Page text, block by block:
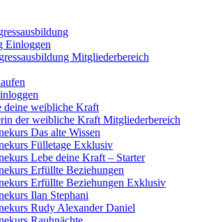
Einloggen
Mitgliederbereich
deine weibliche Kraft
der weibliche Kraft Mitgliederbereich
Das alte Wissen
Fülletage Exklusiv
Lebe deine Kraft – Starter
Erfüllte Beziehungen
Erfüllte Beziehungen Exklusiv
Ilan Stephani
Rudy Alexander Daniel